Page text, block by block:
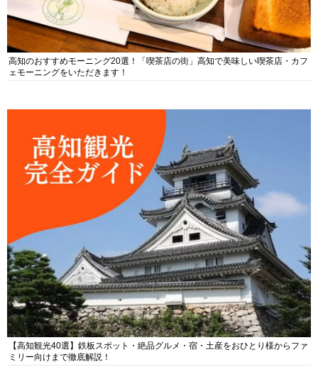
高知のおすすめモーニング20選！「喫茶店の街」高知で美味しい喫茶店・カフ
ェモーニングをいただきます！
【高知観光40選】鉄板スポット・絶品グルメ・宿・土産をおひとり様からファ
ミリー向けまで徹底解説！